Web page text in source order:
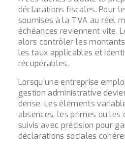
déclarations fiscales. Pour
soumises à la TVA au réel
échéances reviennent vite.
alors contrôler les
les taux applicables et
récupérables.
Lorsqu’une entreprise
gestion administrative
dense. Les éléments
absences, les primes ou les
suivis avec précision pour
déclarations sociales